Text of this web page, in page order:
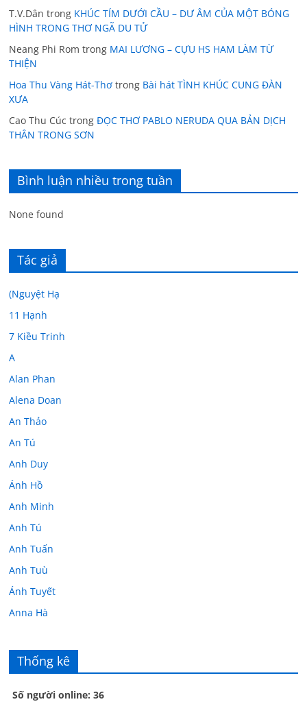
T.V.Dân trong KHÚC TÍM DƯỚI CẦU – DƯ ÂM CỦA MỘT BÓNG
HÌNH TRONG THƠ NGÃ DU TỬ
Neang Phi Rom trong MAI LƯƠNG – CỰU HS HAM LÀM TỪ
THIỆN
Hoa Thu Vàng Hát-Thơ trong Bài hát TÌNH KHÚC CUNG ĐÀN
XƯA
Cao Thu Cúc trongĐỌC THƠ PABLO NERUDA QUA BẢN DỊCH
THÂN TRONG SƠN
Bình luận nhiều trong tuần
None found
Tác giả
(Nguyệt Hạ
11 Hạnh
7 Kiều Trinh
A
Alan Phan
Alena Doan
An Thảo
An Tú
Anh Duy
Ánh Hồ
Anh Minh
Anh Tú
Anh Tuấn
Anh Tuù
Ánh Tuyết
Anna Hà
Âu Tú Vân
Bác sĩ Hoa
Bác sĩ Stephen Mak
Thống kê
Số người online: 36